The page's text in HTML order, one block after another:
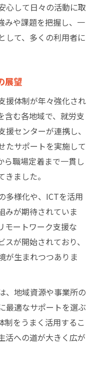
心して日々の活動に取
みや課題を把握し、一
して、多くの利用者に
展望
援体制が年々強化され
含む各地域で、就労支
センターが連携し、
たサポートを実施して
ら職場定着まで一貫し
ました。
多様化や、ICTを活用
みが期待されていま
モートワーク支援な
が開始されており、
が生まれつつありま
、地域資源や事業所の
最適なサポートを選ぶ
制をうまく活用するこ
活への道が大きく広が